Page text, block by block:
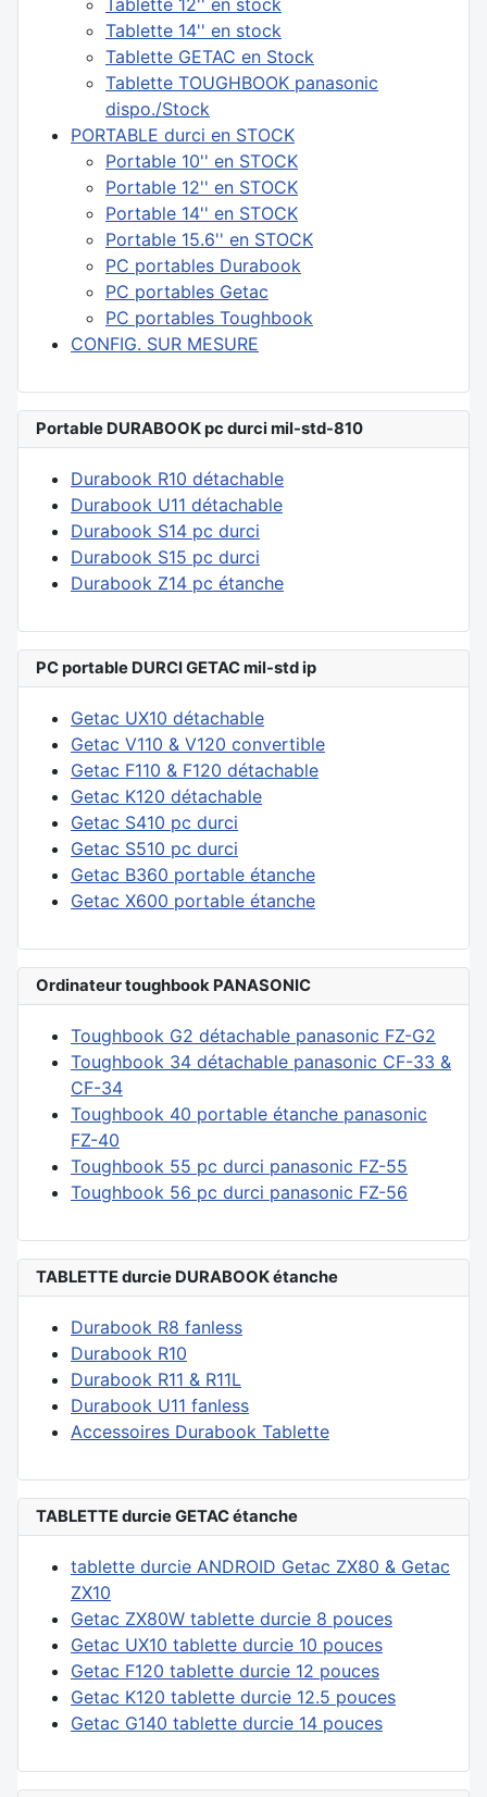
Tablette 12'' en stock
Tablette 14'' en stock
Tablette GETAC en Stock
Tablette TOUGHBOOK panasonic
dispo./Stock
PORTABLE durci en STOCK
Portable 10'' en STOCK
Portable 12'' en STOCK
Portable 14'' en STOCK
Portable 15.6'' en STOCK
PC portables Durabook
PC portables Getac
PC portables Toughbook
CONFIG. SUR MESURE
Portable DURABOOK pc durci mil-std-810
Durabook R10 détachable
Durabook U11 détachable
Durabook S14 pc durci
Durabook S15 pc durci
Durabook Z14 pc étanche
PC portable DURCI GETAC mil-std ip
Getac UX10 détachable
Getac V110 & V120 convertible
Getac F110 & F120 détachable
Getac K120 détachable
Getac S410 pc durci
Getac S510 pc durci
Getac B360 portable étanche
Getac X600 portable étanche
Ordinateur toughbook PANASONIC
Toughbook G2 détachable panasonic FZ-G2
Toughbook 34 détachable panasonic CF-33 &
CF-34
Toughbook 40 portable étanche panasonic
FZ-40
Toughbook 55 pc durci panasonic FZ-55
Toughbook 56 pc durci panasonic FZ-56
TABLETTE durcie DURABOOK étanche
Durabook R8 fanless
Durabook R10
Durabook R11 & R11L
Durabook U11 fanless
Accessoires Durabook Tablette
TABLETTE durcie GETAC étanche
tablette durcie ANDROID Getac ZX80 & Getac
ZX10
Getac ZX80W tablette durcie 8 pouces
Getac UX10 tablette durcie 10 pouces
Getac F120 tablette durcie 12 pouces
Getac K120 tablette durcie 12.5 pouces
Getac G140 tablette durcie 14 pouces